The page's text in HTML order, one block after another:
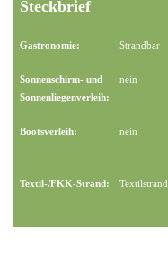
Steckbrief
Gastronomie: Strandbar
Sonnenschirm- und
Sonnenliegenverleih:
nein
Bootsverleih: nein
Textil-/FKK-Strand: Textilstrand